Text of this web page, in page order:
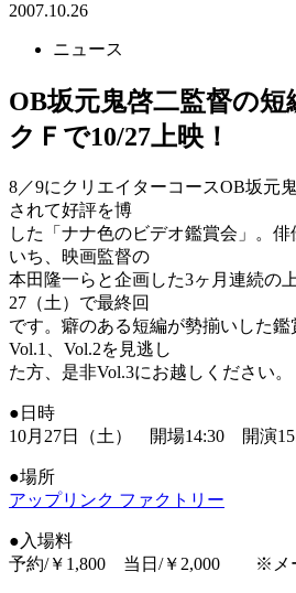
2007.10.26
ニュース
OB坂元鬼啓二監督の
クＦで10/27上映！
8／9にクリエイターコースOB坂元
されて好評を博
した「ナナ色のビデオ鑑賞会」。
いち、映画監督の
本田隆一らと企画した3ヶ月連続の
27（土）で最終回
です。癖のある短編が勢揃いした鑑
Vol.1、Vol.2を見逃し
た方、是非Vol.3にお越しください。
●日時
10月27日（土） 開場14:30 開演
●場所
アップリンク ファクトリー
●入場料
予約/￥1,800 当日/￥2,000 ※メ